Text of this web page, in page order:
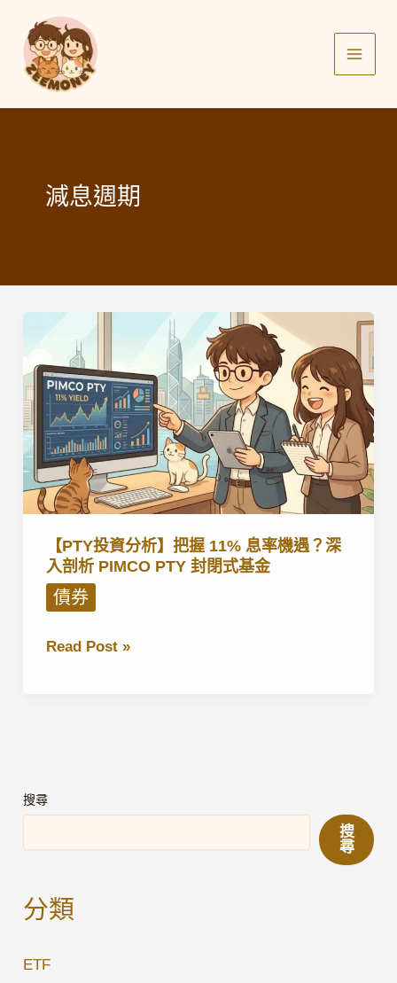
content
減息週期
【PTY投資分析】把握 11% 息率機遇？深
入剖析 PIMCO PTY 封閉式基金
債券
【PTY
握
11%
機
遇？
入
Read Post »
搜尋
搜
尋
分類
ETF